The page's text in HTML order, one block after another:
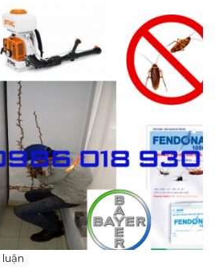
luận